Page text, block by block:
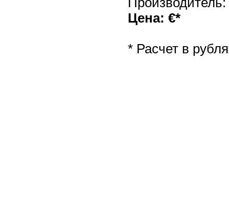
Цена: €*
* Расчет в